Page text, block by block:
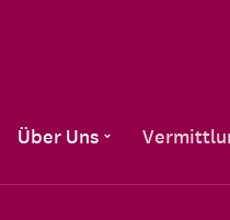
Über Uns